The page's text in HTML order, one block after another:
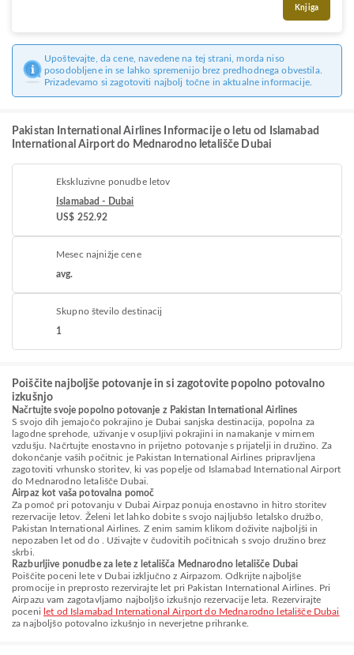
Knjiga
Upoštevajte, da cene, navedene na tej strani, morda niso
posodobljene in se lahko spremenijo brez predhodnega obvestila.
Prizadevamo si zagotoviti najbolj točne in aktualne informacije.
Pakistan International Airlines Informacije o letu od Islamabad
International Airport do Mednarodno letališče Dubai
Ekskluzivne ponudbe letov
Islamabad - Dubai
US$ 252.92
Mesec najnižje cene
avg.
Skupno število destinacij
1
Poiščite najboljše potovanje in si zagotovite popolno potovalno
izkušnjo
Načrtujte svoje popolno potovanje z Pakistan International Airlines
S svojo dih jemajočo pokrajino je Dubai sanjska destinacija, popolna za
lagodne sprehode, uživanje v osupljivi pokrajini in namakanje v mirnem
vzdušju. Načrtujte enostavno in prijetno potovanje s prijatelji in družino. Za
dokončanje vaših počitnic je Pakistan International Airlines pripravljena
zagotoviti vrhunsko storitev, ki vas popelje od Islamabad International Airport
do Mednarodno letališče Dubai.
Airpaz kot vaša potovalna pomoč
Za pomoč pri potovanju v Dubai Airpaz ponuja enostavno in hitro storitev
rezervacije letov. Želeni let lahko dobite s svojo najljubšo letalsko družbo,
Pakistan International Airlines. Z enim samim klikom doživite najboljši in
nepozaben let od do . Uživajte v čudovitih počitnicah s svojo družino brez
skrbi.
Razburljive ponudbe za lete z letališča Mednarodno letališče Dubai
Poiščite poceni lete v Dubai izključno z Airpazom. Odkrijte najboljše
promocije in preprosto rezervirajte let pri Pakistan International Airlines. Pri
Airpazu vam zagotavljamo najboljšo izkušnjo rezervacije leta. Rezervirajte
poceni let od Islamabad International Airport do Mednarodno letališče Dubai
za najboljšo potovalno izkušnjo in neverjetne prihranke.